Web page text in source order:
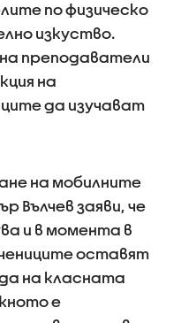
по физическо
изкуство.
преподаватели
на
да изучават
на мобилните
Вълчев заяви, че
и в момента в
оставят
на класната
е